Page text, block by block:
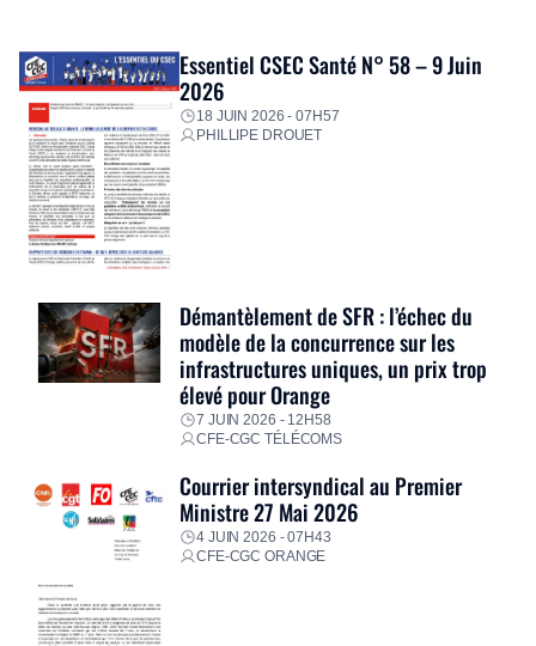
Essentiel CSEC Santé N° 58 – 9 Juin
2026
18 JUIN 2026 - 07H57
PHILLIPE DROUET
Démantèlement de SFR : l’échec du
modèle de la concurrence sur les
infrastructures uniques, un prix trop
élevé pour Orange
7 JUIN 2026 - 12H58
CFE-CGC TÉLÉCOMS
Courrier intersyndical au Premier
Ministre 27 Mai 2026
4 JUIN 2026 - 07H43
CFE-CGC ORANGE